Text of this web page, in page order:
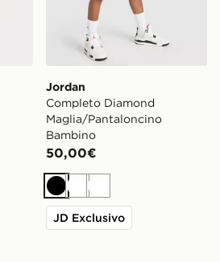
Jordan
Completo Diamond
Maglia/Pantaloncino
Bambino
50,00€
NeroBiancoBianco
JD Exclusivo